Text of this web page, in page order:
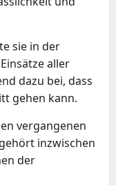
sie in der
aller
dazu bei, dass
gehen kann.
vergangenen
inzwischen
der